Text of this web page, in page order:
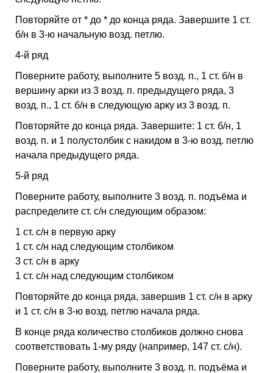
Повторяйте от * до * до конца ряда. Завершите 1 ст.
б/н в 3-ю начальную возд. петлю.
4-й ряд
Поверните работу, выполните 5 возд. п., 1 ст. б/н в
вершину арки из 3 возд. п. предыдущего ряда, 3
возд. п., 1 ст. б/н в следующую арку из 3 возд. п.
Повторяйте до конца ряда. Завершите: 1 ст. б/н, 1
возд. п. и 1 полустолбик с накидом в 3-ю возд. петлю
начала предыдущего ряда.
5-й ряд
Поверните работу, выполните 3 возд. п. подъёма и
распределите ст. с/н следующим образом:
1 ст. с/н в первую арку
1 ст. с/н над следующим столбиком
3 ст. с/н в арку
1 ст. с/н над следующим столбиком
Повторяйте до конца ряда, завершив 1 ст. с/н в арку
и 1 ст. с/н в 3-ю возд. петлю начала ряда.
В конце ряда количество столбиков должно снова
соответствовать 1-му ряду (например, 147 ст. с/н).
Поверните работу, выполните 3 возд. п. подъёма и